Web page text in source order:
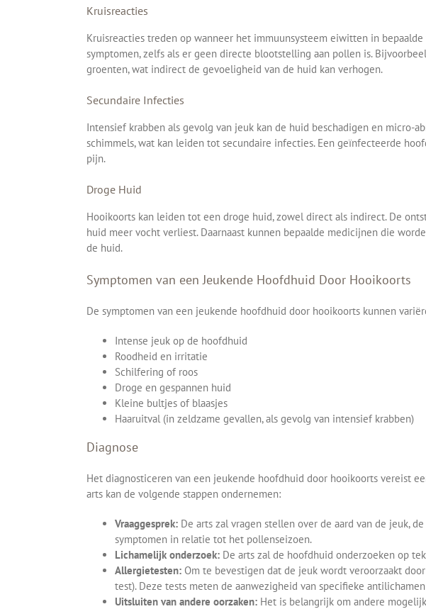
Kruisreacties
Kruisreacties treden op wanneer het immuunsysteem eiwitten in
symptomen, zelfs als er geen directe blootstelling aan pollen is.
groenten, wat indirect de gevoeligheid van de huid kan verhogen.
Secundaire Infecties
Intensief krabben als gevolg van jeuk kan de huid beschadigen en micro-
schimmels, wat kan leiden tot secundaire infecties. Een geïnfecteerde
pijn.
Droge Huid
Hooikoorts kan leiden tot een droge huid, zowel direct als indirect. De
huid meer vocht verliest. Daarnaast kunnen bepaalde medicijnen die
de huid.
Symptomen van een Jeukende Hoofdhuid Door Hooikoorts
De symptomen van een jeukende hoofdhuid door hooikoorts kunnen
Intense jeuk op de hoofdhuid
Roodheid en irritatie
Schilfering of roos
Droge en gespannen huid
Kleine bultjes of blaasjes
Haaruitval (in zeldzame gevallen, als gevolg van intensief krabben)
Diagnose
Het diagnosticeren van een jeukende hoofdhuid door hooikoorts vereist
arts kan de volgende stappen ondernemen:
Vraaggesprek: De arts zal vragen stellen over de aard van de jeuk,
symptomen in relatie tot het pollenseizoen.
Lichamelijk onderzoek: De arts zal de hoofdhuid onderzoeken op
Allergietesten: Om te bevestigen dat de jeuk wordt veroorzaakt
test). Deze tests meten de aanwezigheid van specifieke
Uitsluiten van andere oorzaken: Het is belangrijk om andere